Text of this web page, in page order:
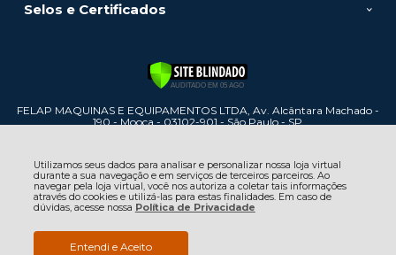
Utilizamos seus dados para analisar e personalizar nossa loja virtual
durante a sua navegação e em serviços de terceiros parceiros. Ao
navegar pela loja virtual, você nos autoriza a coletar tais informações
através do cookies e utilizá-las para estas finalidades. Em caso de
dúvidas, acesse nossa Política de Privacidade
Entendi e Aceito
Selos e Certificados
FELAP MAQUINAS E EQUIPAMENTOS LTDA, Av. Alcântara Machado -
190 - Mooca - 03102-901 - São Paulo - SP